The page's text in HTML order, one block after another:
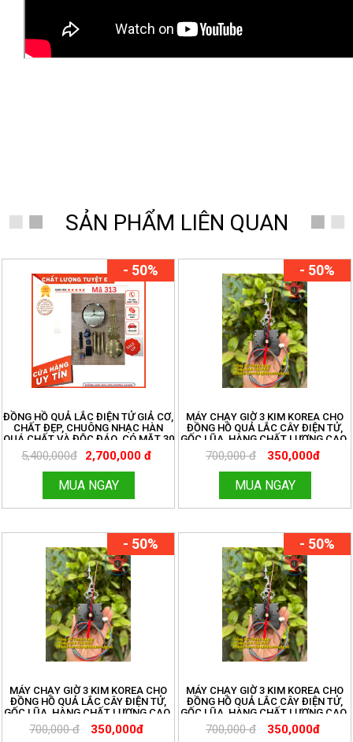
SẢN PHẨM LIÊN QUAN
- 50%
ĐỒNG HỒ QUẢ LẮC ĐIỆN TỬ GIẢ CƠ,
CHẤT ĐẸP, CHUÔNG NHẠC HÀN
QUÁ CHẤT VÀ ĐỘC ĐÁO. CÓ MẶT 30
CM VÀ 32 CM ĐỦ BỘ
5,400,000đ 2,700,000 đ
MUA NGAY
- 50%
MÁY CHẠY GIỜ 3 KIM KOREA CHO
ĐỒNG HỒ QUẢ LẮC CÂY ĐIỆN TỬ,
GỐC LŨA, HÀNG CHẤT LƯỢNG CAO.
ĐỒNG HỒ THANH HÙNG.
HOTLINE:096.188.2921. MÃ 273
700,000 đ 350,000đ
MUA NGAY
- 50%
MÁY CHẠY GIỜ 3 KIM KOREA CHO
ĐỒNG HỒ QUẢ LẮC CÂY ĐIỆN TỬ,
GỐC LŨA, HÀNG CHẤT LƯỢNG CAO.
ĐỒNG HỒ THANH HÙNG.
HOTLINE:096.188.2921. MÃ 273
700,000 đ 350,000đ
- 50%
MÁY CHẠY GIỜ 3 KIM KOREA CHO
ĐỒNG HỒ QUẢ LẮC CÂY ĐIỆN TỬ,
GỐC LŨA, HÀNG CHẤT LƯỢNG CAO.
ĐỒNG HỒ THANH HÙNG.
HOTLINE:096.188.2921. MÃ 273
700,000 đ 350,000đ